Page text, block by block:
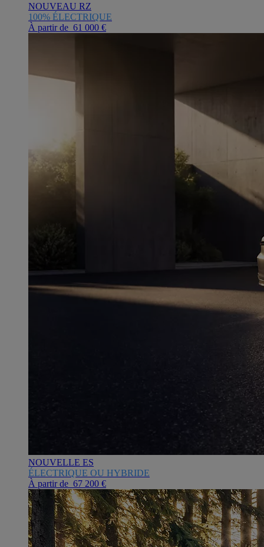
NOUVEAU RZ
100% ÉLECTRIQUE
À partir de 61 000 €
NOUVELLE ES
ÉLECTRIQUE OU HYBRIDE
À partir de 67 200 €